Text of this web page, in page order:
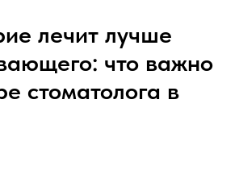
лечит лучше
что важно
стоматолога в